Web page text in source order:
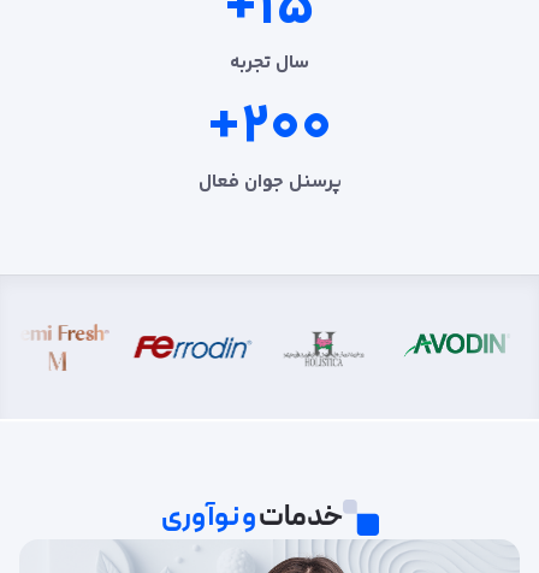
+200
پرسنل جوان فعال
سال تجربه
خدماتو نوآوری